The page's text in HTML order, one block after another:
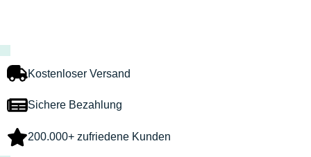
Kostenloser Versand
Sichere Bezahlung
200.000+ zufriedene Kunden